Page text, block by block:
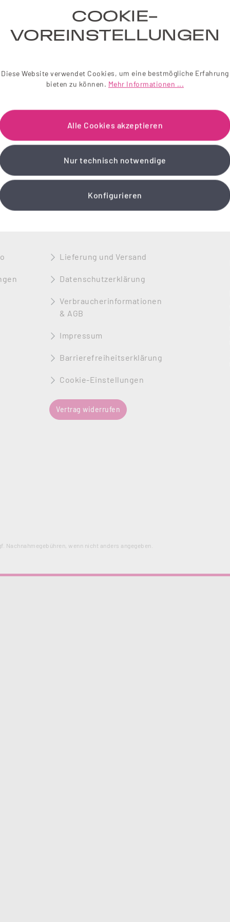
Lieferung und Versand
Datenschutzerklärung
Verbraucherinformationen
& AGB
Impressum
Barrierefreiheitserklärung
Cookie-Einstellungen
Vertrag widerrufen
Nachnahmegebühren, wenn nicht anders angegeben.
COOKIE-
VOREINSTELLUNGEN
Diese Website verwendet Cookies, um eine bestmögliche Erfahrung
bieten zu können. Mehr Informationen ...
Alle Cookies akzeptieren
Nur technisch notwendige
Konfigurieren